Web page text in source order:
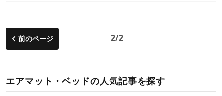
2/2
前のページ
エアマット・ベッドの人気記事を探す